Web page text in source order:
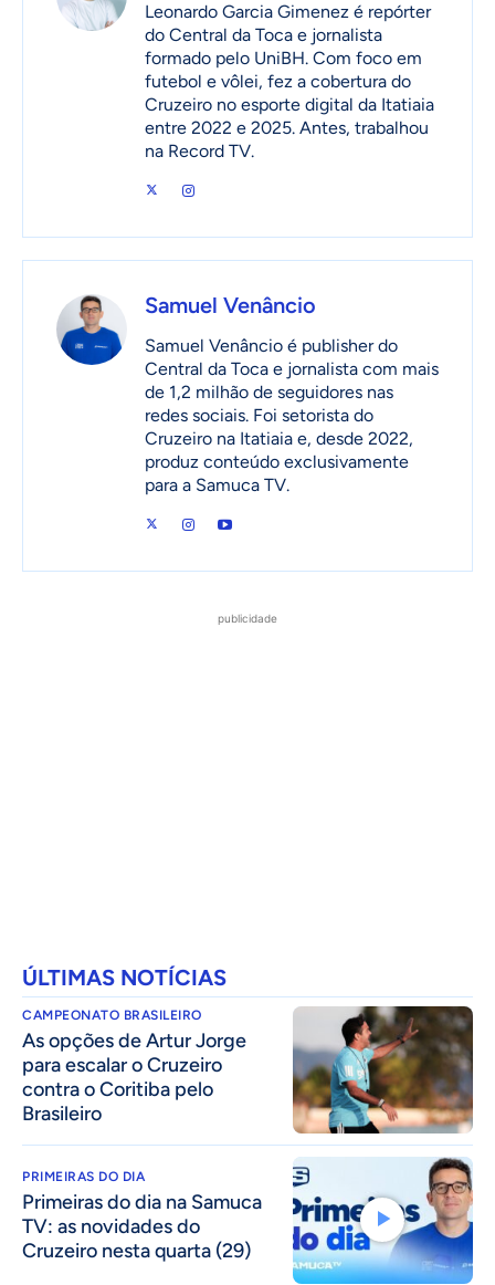
Leonardo Garcia Gimenez é repórter
do Central da Toca e jornalista
formado pelo UniBH. Com foco em
futebol e vôlei, fez a cobertura do
Cruzeiro no esporte digital da Itatiaia
entre 2022 e 2025. Antes, trabalhou
na Record TV.
Samuel Venâncio
Samuel Venâncio é publisher do
Central da Toca e jornalista com mais
de 1,2 milhão de seguidores nas
redes sociais. Foi setorista do
Cruzeiro na Itatiaia e, desde 2022,
produz conteúdo exclusivamente
para a Samuca TV.
publicidade
ÚLTIMAS NOTÍCIAS
CAMPEONATO BRASILEIRO
As opções de Artur Jorge
para escalar o Cruzeiro
contra o Coritiba pelo
Brasileiro
PRIMEIRAS DO DIA
Primeiras do dia na Samuca
TV: as novidades do
Cruzeiro nesta quarta (29)